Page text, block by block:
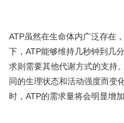
ATP虽然在生命体内广泛存在
下，ATP能够维持几秒钟到几
求则需要其他代谢方式的支持
同的生理状态和活动强度而变
时，ATP的需求量将会明显增加